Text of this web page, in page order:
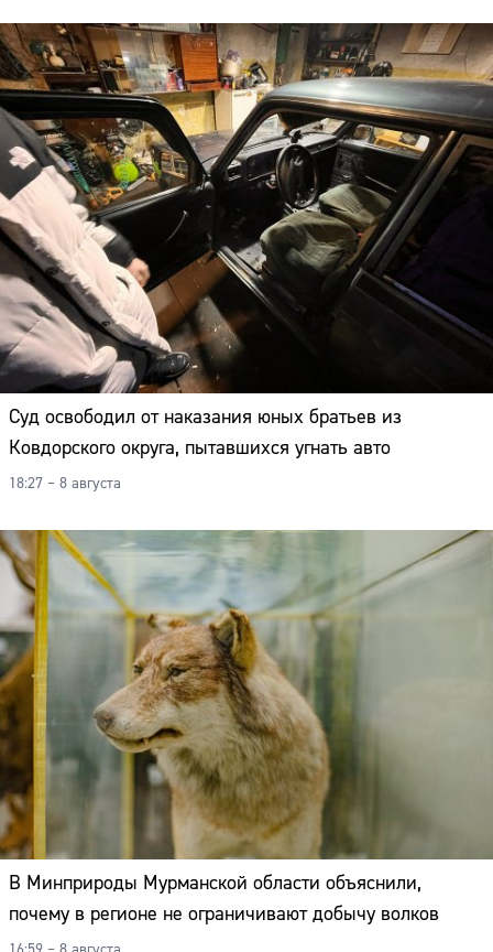
Суд освободил от наказания юных братьев из
Ковдорского округа, пытавшихся угнать авто
18:27 – 8 августа
В Минприроды Мурманской области объяснили,
почему в регионе не ограничивают добычу волков